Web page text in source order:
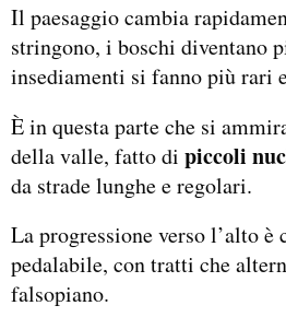
Il paesaggio cambia
stringono, i boschi diventano
insediamenti si fanno più rari
È in questa parte che si
della valle, fatto di piccoli
da strade lunghe e regolari.
La progressione verso l’alto è
pedalabile, con tratti che
falsopiano.